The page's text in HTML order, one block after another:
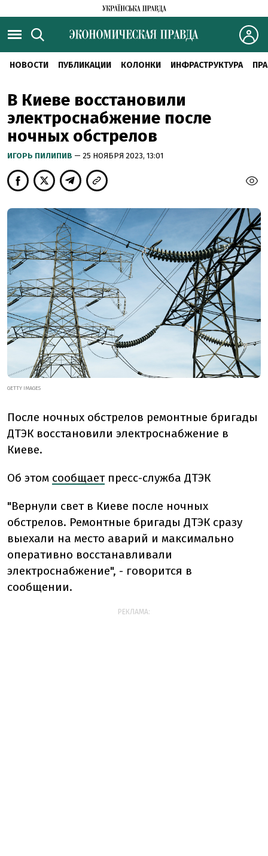
НОВОСТИ ПУБЛИКАЦИИ КОЛОНКИ ИНФРАСТРУКТУРА
В Киеве восстановили
электроснабжение после
ночных обстрелов
ИГОРЬ ПИЛИПИВ — 25 НОЯБРЯ 2023, 13:01
GETTY IMAGES
После ночных обстрелов ремонтные бригады
ДТЭК восстановили электроснабжение в
Киеве.
Об этом сообщаетпресс-служба ДТЭК
"Вернули свет в Киеве после ночных
обстрелов. Ремонтные бригады ДТЭК сразу
выехали на место аварий и максимально
оперативно восстанавливали
электроснабжение", - говорится в
сообщении.
РЕКЛАМА: